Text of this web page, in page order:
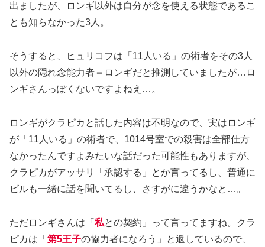
出ましたが、ロンギ以外は自分が念を使える状態であるこ
とも知らなかった3人。
そうすると、ヒュリコフは「11人いる」の術者をその3人
以外の隠れ念能力者＝ロンギだと推測していましたが…ロ
ンギさんっぽくないですよねえ…。
ロンギがクラピカと話した内容は不明なので、実はロンギ
が「11人いる」の術者で、1014号室での殺害は全部仕方
なかったんですよみたいな話だった可能性もありますが、
クラピカがアッサリ「承認する」とか言ってるし、普通に
ビルも一緒に話を聞いてるし、さすがに違うかなと…。
ただロンギさんは「 私との契約」って言ってますね。クラ
ピカは「 第5王子の協力者になろう」と返しているので、